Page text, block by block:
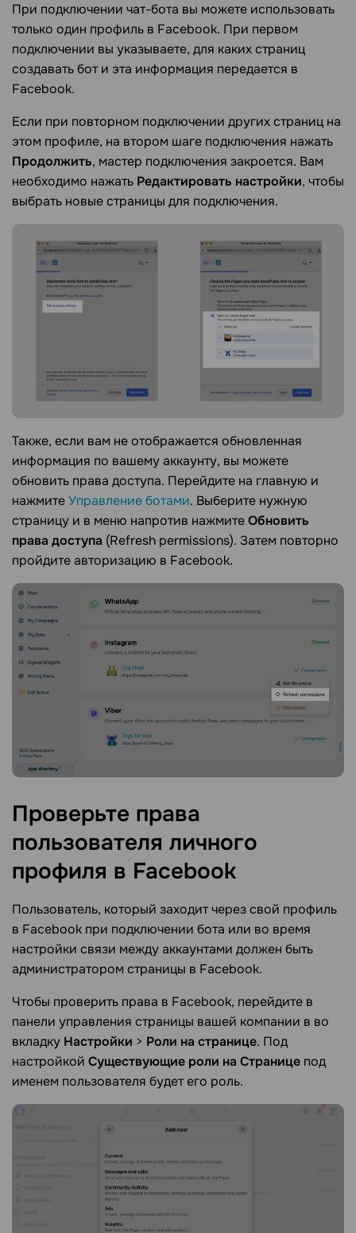
При подключении чат-бота вы можете использовать
только один профиль в Facebook. При первом
подключении вы указываете, для каких страниц
создавать бот и эта информация передается в
Facebook.
Если при повторном подключении других страниц на
этом профиле, на втором шаге подключения нажать
Продолжить, мастер подключения закроется. Вам
необходимо нажать Редактировать настройки, чтобы
выбрать новые страницы для подключения.
Также, если вам не отображается обновленная
информация по вашему аккаунту, вы можете
обновить права доступа. Перейдите на главную и
нажмитеУправление ботами. Выберите нужную
страницу и в меню напротив нажмитеОбновить
права доступа (Refresh permissions). Затем повторно
пройдите авторизацию в Facebook.
Проверьте права
пользователя личного
профиля в Facebook
Пользователь, который заходит через свой профиль
в Facebook при подключении бота или во время
настройки связи между аккаунтами должен быть
администратором страницы в Facebook.
Чтобы проверить права в Facebook, перейдите в
панели управления страницы вашей компании в во
вкладку Настройки > Роли на странице. Под
настройкой Существующие роли на Странице под
именем пользователя будет его роль.